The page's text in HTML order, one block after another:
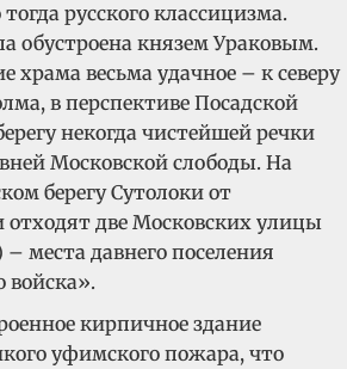
русского классицизма.
обустроена князем Ураковым.
храма весьма удачное – к северу
в перспективе Посадской
некогда чистейшей речки
Московской слободы. На
берегу Сутолоки от
отходят две Московских улицы
места давнего поселения
войска».
кирпичное здание
уфимского пожара, что